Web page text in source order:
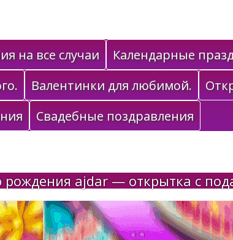
на все случаи
Календарные
Валентинки для любимой.
Свадебные поздравления
ajdar — открытка с